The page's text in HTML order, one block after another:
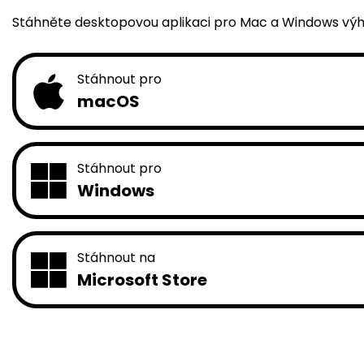
Stáhněte desktopovou aplikaci pro Mac a Windows
Stáhnout pro
macOS
Stáhnout pro
Windows
Stáhnout na
Microsoft Store